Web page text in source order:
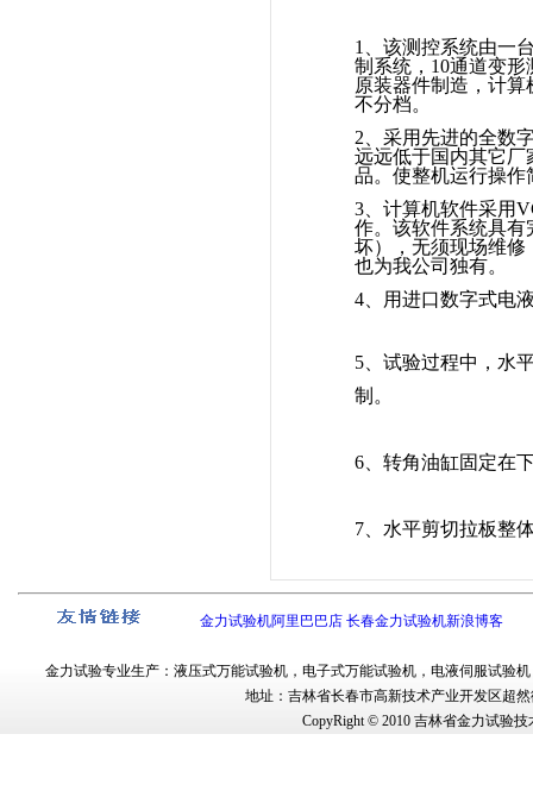
1
、该测控系统由一
制系统， 10通道变形
原装器件制造，计算
不分档。
2 、采用先进的全数
远远低于国内其它厂
品。使整机运行操作
3 、计算机软件采用
作。该软件系统具有
坏），无须现场维修
也为我公司独有。
4 、用进口数字式电
5、试验过程中，水
制。
6、转角油缸固定在
7、水平剪切拉板整
金力试验机阿里巴巴店 长春金力试验机新浪博客
金力试验专业生产： 液压式万能试验机， 电子式万能试验机， 电液伺服试验机
地址：吉林省长春市高新技术产业开发区超然
CopyRight © 2010 吉林省金力试验技